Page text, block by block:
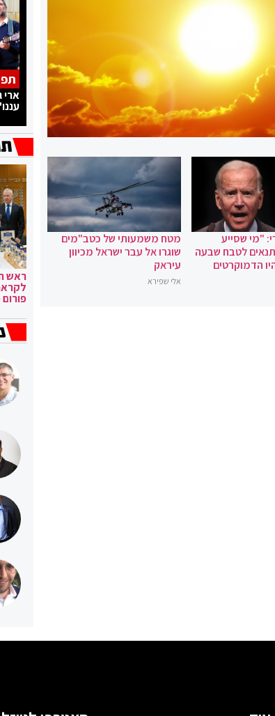
"מי שסייע
לטבח שבעה
הדמוקרטים
מטח משמעותי של כטב"מים
שוגרו אל עבר ישראל מכיוון
עיראק
אלי שפירא
ארי
ראש